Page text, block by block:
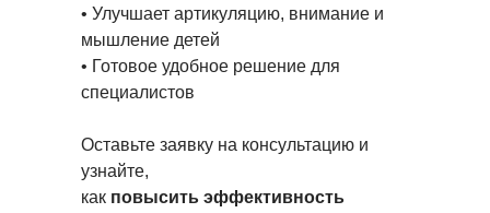
• Улучшает артикуляцию, внимание и
мышление детей
• Готовое удобное решение для
специалистов
Оставьте заявку на консультацию и
узнайте,
как повысить эффективность